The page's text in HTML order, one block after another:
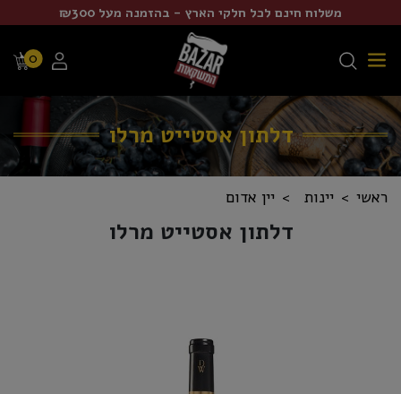
משלוח חינם לכל חלקי הארץ - בהזמנה מעל ₪300
0
דלתון אסטייט מרלו
ראשי יינות יין אדום
דלתון אסטייט מרלו